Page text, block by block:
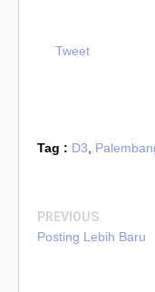
Tweet
Tag : D3
PREVIOUS
Posting Lebih Baru